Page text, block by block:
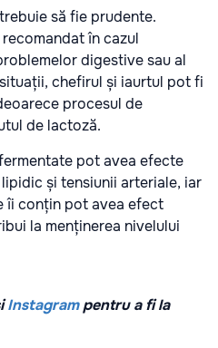
să fie prudente.
în cazul
digestive sau al
chefirul și iaurtul pot fi
procesul de
de lactoză.
pot avea efecte
și tensiunii arteriale, iar
îi conțin pot avea efect
la menținerea nivelului
Instagrampentru a fi la